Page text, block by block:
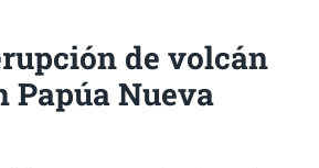
de volcán
Papúa Nueva